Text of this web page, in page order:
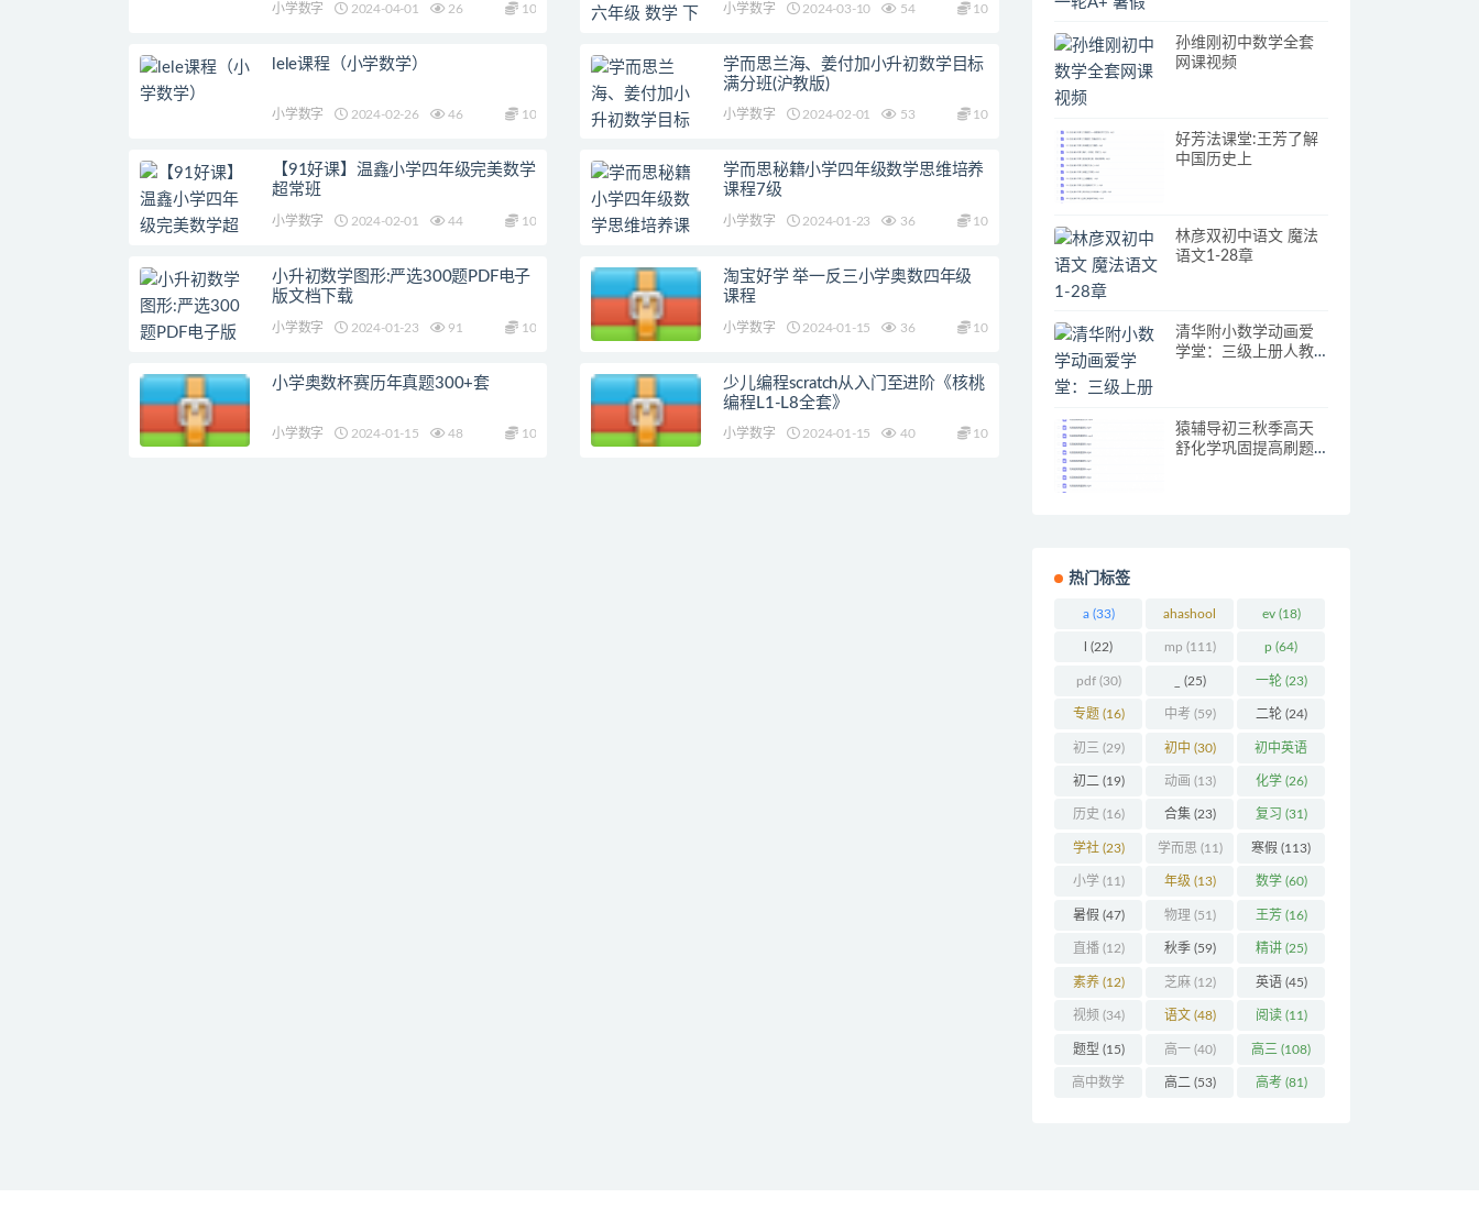
小学数字 2024-04-01 26 10 小学数字 2024-03-10 54 10
lele课程（小学数学）
小学数字 2024-02-26 46 10
学而思兰海、姜付加小升初数学目标
满分班(沪教版)
小学数字 2024-02-01 53 10
【91好课】温鑫小学四年级完美数学
超常班
小学数字 2024-02-01 44 10
学而思秘籍小学四年级数学思维培养
课程7级
小学数字 2024-01-23 36 10
小升初数学图形:严选300题PDF电子
版文档下载
小学数字 2024-01-23 91 10
淘宝好学 举一反三小学奥数四年级
课程
小学数字 2024-01-15 36 10
小学奥数杯赛历年真题300+套
小学数字 2024-01-15 48 10
少儿编程scratch从入门至进阶《核桃
编程L1-L8全套》
小学数字 2024-01-15 40 10
孙维刚初中数学全套
网课视频
好芳法课堂:王芳了解
中国历史上
林彦双初中语文 魔法
语文1-28章
清华附小数学动画爱
学堂：三级上册人教
猿辅导初三秋季高天
舒化学巩固提高刷题
热门标签
a(33) ahashool
(29)
ev(18)
(22) mp (111) p (64)
pdf(30) (25) 一轮(23)
专题 (16) 中考 (59) 二轮(24)
初三 (29) 初中 (30) 初中英语
(32)
初二 (19) 动画 (13) 化学(26)
历史 (16) 合集(23) 复习 (31)
学社(23) 学而思 (11) 寒假 (113)
小学(11) 年级 (13) 数学(60)
暑假 (47) 物理 (51) 王芳(16)
直播(12) 秋季(59) 精讲(25)
素养(12) 芝麻(12) 英语(45)
视频 (34) 语文 (48) 阅读(11)
题型 (15) 高一(40) 高三 (108)
高中数学 高二 (53) 高考(81)